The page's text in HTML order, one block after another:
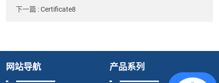
下一篇 :Certificate8
网站导航 产品系列